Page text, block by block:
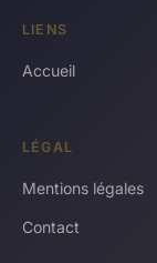
LIENS
Accueil
LÉGAL
Mentions légales
Contact